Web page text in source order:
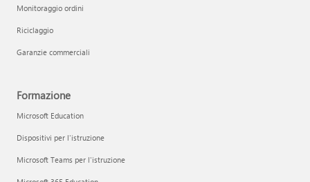
Monitoraggio ordini
Riciclaggio
Garanzie commerciali
Formazione
Microsoft Education
Dispositivi per l'istruzione
Microsoft Teams per l'istruzione